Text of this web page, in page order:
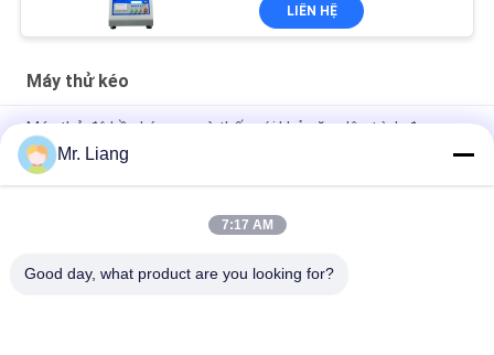
LIÊN HỆ
Máy thử kéo
Máy thử độ bền kéo cao và thấp với khả năng lập trình được
Máy tính Servo Máy kiểm tra độ bền tự động điện tử Thiết bị
kiểm tra cường độ phổ quát TM 2101
Digital Display Electronic Tensile Tester Universal Testing
Mr. Liang
7:17 AM
Good day, what product are you looking for?